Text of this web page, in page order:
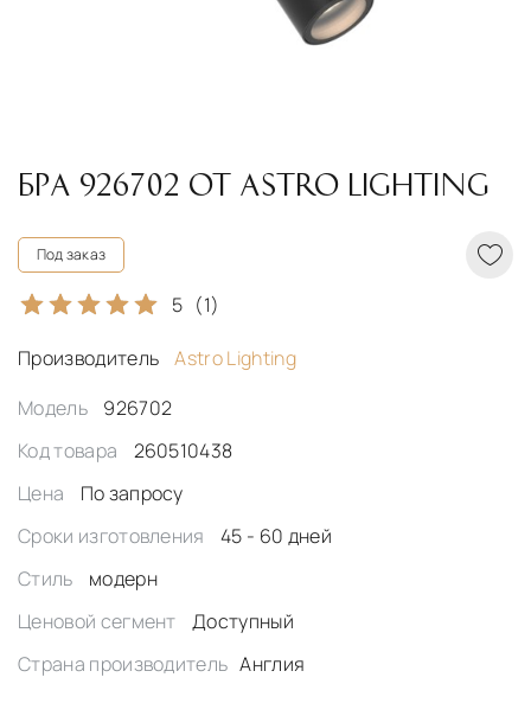
БРА 926702 ОТ ASTRO LIGHTING
Под заказ
5 (1)
Производитель
Astro Lighting
Модель
926702
Код товара
260510438
Цена
По запросу
Сроки изготовления
45 - 60 дней
Стиль
модерн
Ценовой сегмент
Доступный
Страна производитель Англия